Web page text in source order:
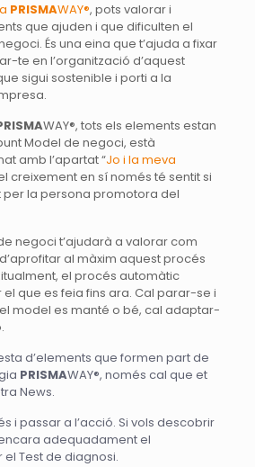
PRISMAWAY®, pots valorar i
que ajuden i que dificulten el
És una eina que t’ajuda a fixar
te en l’organització d’aquest
sigui sostenible i porti a la
WAY®, tots els elements estan
Model de negoci, està
amb l’apartat “Jo i la meva
creixement en sí només té sentit si
per la persona promotora del
negoci t’ajudarà a valorar com
al màxim aquest procés
el procés automàtic
que es feia fins ara. Cal parar-se i
model es manté o bé, cal adaptar-
d’elements que formen part de
PRISMAWAY®, només cal que et
News.
i passar a l’acció. Si vols descobrir
adequadament el
el Test de diagnosi.